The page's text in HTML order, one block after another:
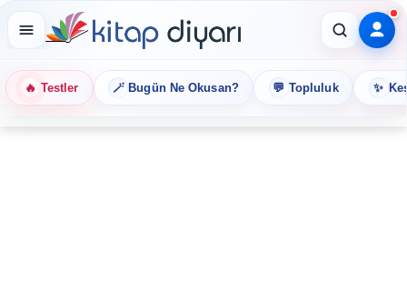
🔥 Testler 🪄 Bugün Ne Okusan? 💬 Topluluk ✨